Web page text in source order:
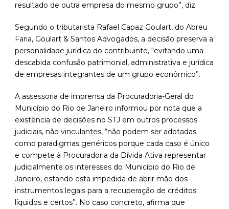
resultado de outra empresa do mesmo grupo”, diz.
Segundo o tributarista Rafael Capaz Goulart, do Abreu
Faria, Goulart & Santos Advogados, a decisão preserva a
personalidade jurídica do contribuinte, “evitando uma
descabida confusão patrimonial, administrativa e jurídica
de empresas integrantes de um grupo econômico”.
A assessoria de imprensa da Procuradoria-Geral do
Município do Rio de Janeiro informou por nota que a
existência de decisões no STJ em outros processos
judiciais, não vinculantes, “não podem ser adotadas
como paradigmas genéricos porque cada caso é único
e compete à Procuradoria da Dívida Ativa representar
judicialmente os interesses do Município do Rio de
Janeiro, estando esta impedida de abrir mão dos
instrumentos legais para a recuperação de créditos
líquidos e certos”. No caso concreto, afirma que